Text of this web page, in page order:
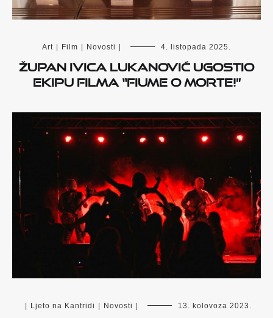
Art Film Novosti 4. listopada 2025.
Župan Ivica Lukanović ugostio
ekipu filma “Fiume o morte!”
Ljeto na Kantridi Novosti 13. kolovoza 2023.